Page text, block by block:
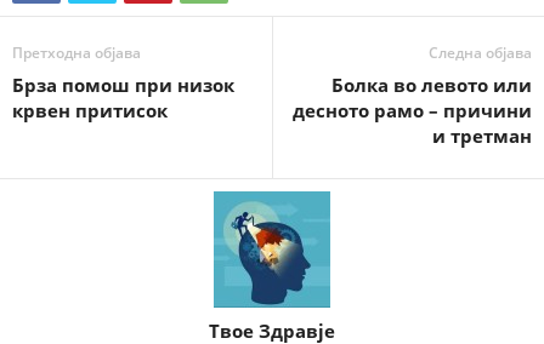
Претходна објава
Брза помош при низок
крвен притисок
Следна објава
Болка во левото или
десното рамо – причини
и третман
Твое Здравје